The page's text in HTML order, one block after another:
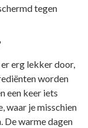
tegen
erg lekker door,
worden
een keer iets
waar je misschien
De warme dagen